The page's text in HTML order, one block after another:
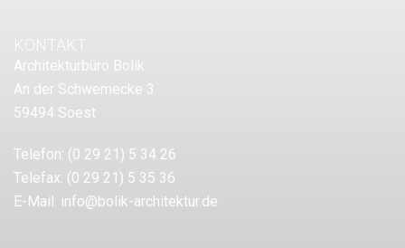
KONTAKT
Architekturbüro Bolik
An der Schwemecke 3
59494 Soest
Telefon: (0 29 21) 5 34 26
Telefax: (0 29 21) 5 35 36
E-Mail: info@bolik-architektur.de